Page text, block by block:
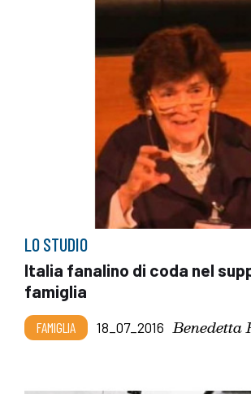
LO STUDIO
Italia fanalino di coda nel
famiglia
FAMIGLIA 18_07_2016 Benedetta